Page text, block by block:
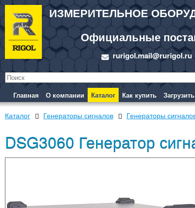
ИЗМЕРИТЕЛЬНОЕ
Официальные
rurigol.mail@rurigol.ru
Главная О компании Каталог Как купить
Каталог Генераторы сигналов Генераторы
DSG3060 Генератор